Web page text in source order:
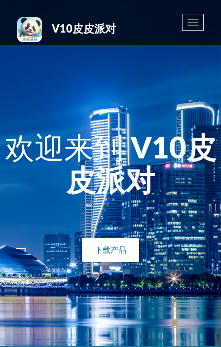
Toggle
V10皮皮派对
欢迎来到V10皮
皮派对
下载产品